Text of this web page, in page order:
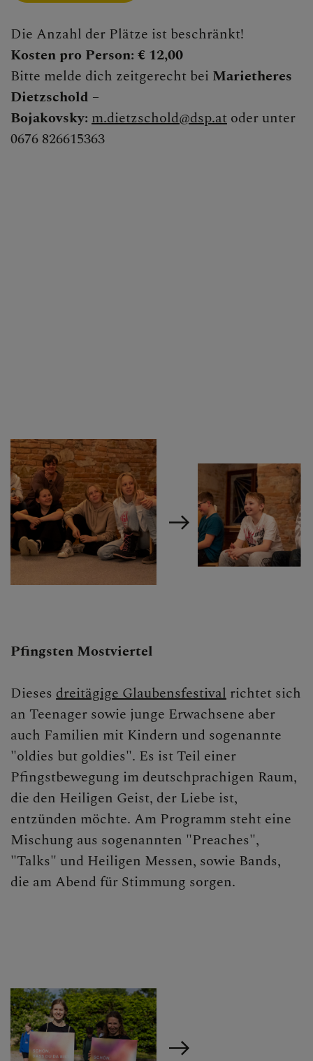
Die Anzahl der Plätze ist beschränkt!
Kosten pro Person: € 12,00
Bitte melde dich zeitgerecht bei Marietheres
Dietzschold –
Bojakovsky: m.dietzschold@dsp.at oder unter
0676 826615363
Pfingsten Mostviertel
Dieses dreitägige Glaubensfestival richtet sich
an Teenager sowie junge Erwachsene aber
auch Familien mit Kindern und sogenannte
"oldies but goldies". Es ist Teil einer
Pfingstbewegung im deutschprachigen Raum,
die den Heiligen Geist, der Liebe ist,
entzünden möchte. Am Programm steht eine
Mischung aus sogenannten "Preaches",
"Talks" und Heiligen Messen, sowie Bands,
die am Abend für Stimmung sorgen.